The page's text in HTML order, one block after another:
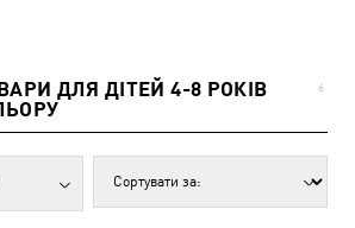
ДЛЯ ДІТЕЙ 4-8 РОКІВ
6